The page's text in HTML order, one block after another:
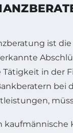
ist
in der
bei